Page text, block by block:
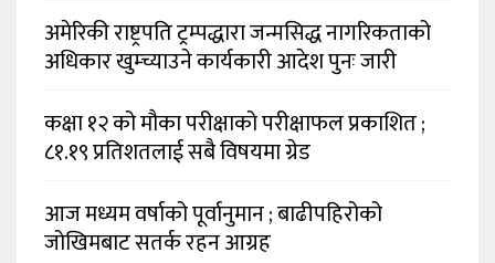
अमेरिकी राष्ट्रपति ट्रम्पद्धारा जन्मसिद्ध नागरिकताको
अधिकार खुम्च्याउने कार्यकारी आदेश पुनः जारी
कक्षा १२ को मौका परीक्षाको परीक्षाफल प्रकाशित ;
८१.१९ प्रतिशतलाई सबै विषयमा ग्रेड
आज मध्यम वर्षाको पूर्वानुमान ; बाढीपहिरोको
जोखिमबाट सतर्क रहन आग्रह